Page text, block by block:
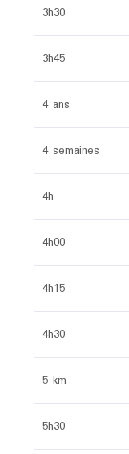
3h30
3h45
4 ans
4 semaines
4h
4h00
4h15
4h30
5 km
5h30